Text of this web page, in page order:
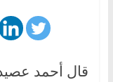
قال أحمد